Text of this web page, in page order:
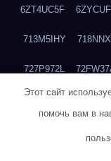
6ZT4UC5F
713M5IHY
727P972L
73VKAF4E
Этот сайт
помочь вам в